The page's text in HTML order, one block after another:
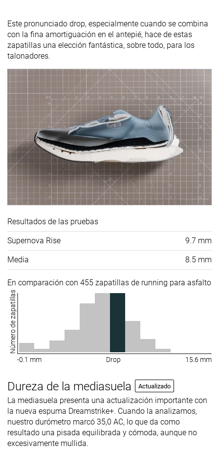
Este pronunciado drop, especialmente cuando se combina
con la fina amortiguación en el antepié, hace de estas
zapatillas una elección fantástica, sobre todo, para los
talonadores.
Resultados de las pruebas
Supernova Rise 9.7 mm
Media 8.5 mm
En comparación con 455 zapatillas de running para asfalto
Número de zapatillas
-0.1 mm Drop 15.6 mm
Dureza de la mediasuela Actualizado
La mediasuela presenta una actualización importante con
la nueva espuma Dreamstrike+. Cuando la analizamos,
nuestro durómetro marcó 35,0 AC, lo que da como
resultado una pisada equilibrada y cómoda, aunque no
excesivamente mullida.